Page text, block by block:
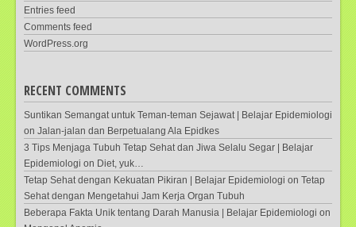
Entries feed
Comments feed
WordPress.org
RECENT COMMENTS
Suntikan Semangat untuk Teman-teman Sejawat | Belajar Epidemiologi
on Jalan-jalan dan Berpetualang Ala Epidkes
3 Tips Menjaga Tubuh Tetap Sehat dan Jiwa Selalu Segar | Belajar
Epidemiologi on Diet, yuk…
Tetap Sehat dengan Kekuatan Pikiran | Belajar Epidemiologi on Tetap
Sehat dengan Mengetahui Jam Kerja Organ Tubuh
Beberapa Fakta Unik tentang Darah Manusia | Belajar Epidemiologi on